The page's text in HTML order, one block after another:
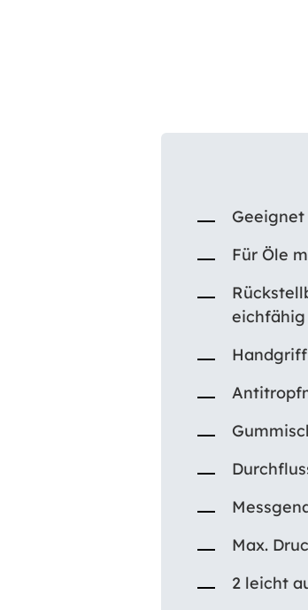
Für Öle
eichfähig
Max.
2 leicht